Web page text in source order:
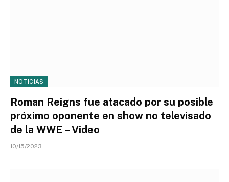
NOTICIAS
Roman Reigns fue atacado por su posible
próximo oponente en show no televisado
de la WWE – Video
10/15/2023